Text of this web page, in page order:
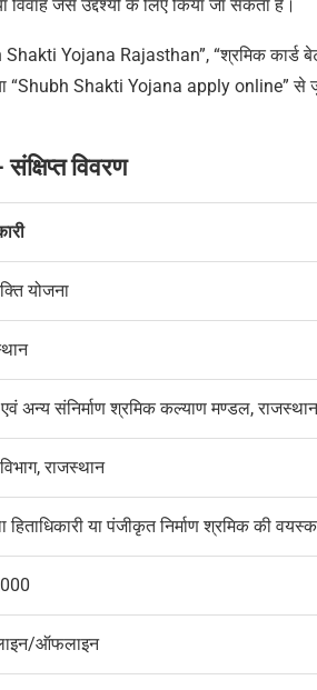
जैसे उद्देश्यों के लिए किया जा सकता है।
Shakti Yojana Rajasthan”, “श्रमिक कार्ड
“Shubh Shakti Yojana apply online”से
विवरण
योजना
अन्य संनिर्माण श्रमिक कल्याण मण्डल, राजस्थान
राजस्थान
हिताधिकारी या पंजीकृत निर्माण श्रमिक की
ऑफलाइन